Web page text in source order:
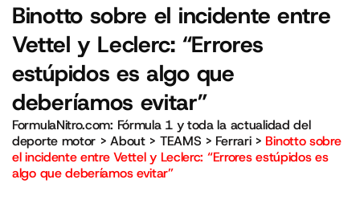
Binotto sobre el incidente entre
Vettel y Leclerc: “Errores
estúpidos es algo que
deberíamos evitar”
FormulaNitro.com: Fórmula 1 y toda la actualidad del
deporte motor >About> TEAMS > Ferrari> Binotto sobre
el incidente entre Vettel y Leclerc: “Errores estúpidos es
algo que deberíamos evitar”